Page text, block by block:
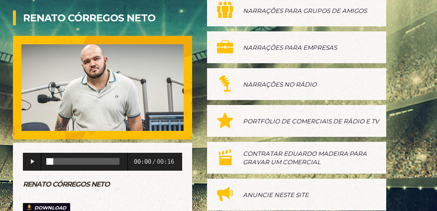
RENATO CÓRREGOS NETO
00:00 /00:16
RENATO CÓRREGOS NETO
DOWNLOAD
NARRAÇÕES PARA GRUPOS DE AMIGOS
NARRAÇÕES PARA EMPRESAS
NARRAÇÕES NO RÁDIO
PORTFÓLIO DE COMERCIAIS DE RÁDIO E TV
CONTRATAR EDUARDO MADEIRA PARA
GRAVAR UM COMERCIAL
ANUNCIE NESTE SITE